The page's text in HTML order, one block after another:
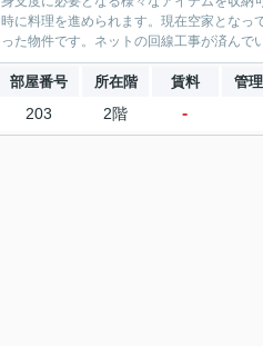
時に料理を進められます。現在空家とな
った物件です。ネットの回線工事が済ん
部屋番号 所在階 賃料 管
203 2階 -